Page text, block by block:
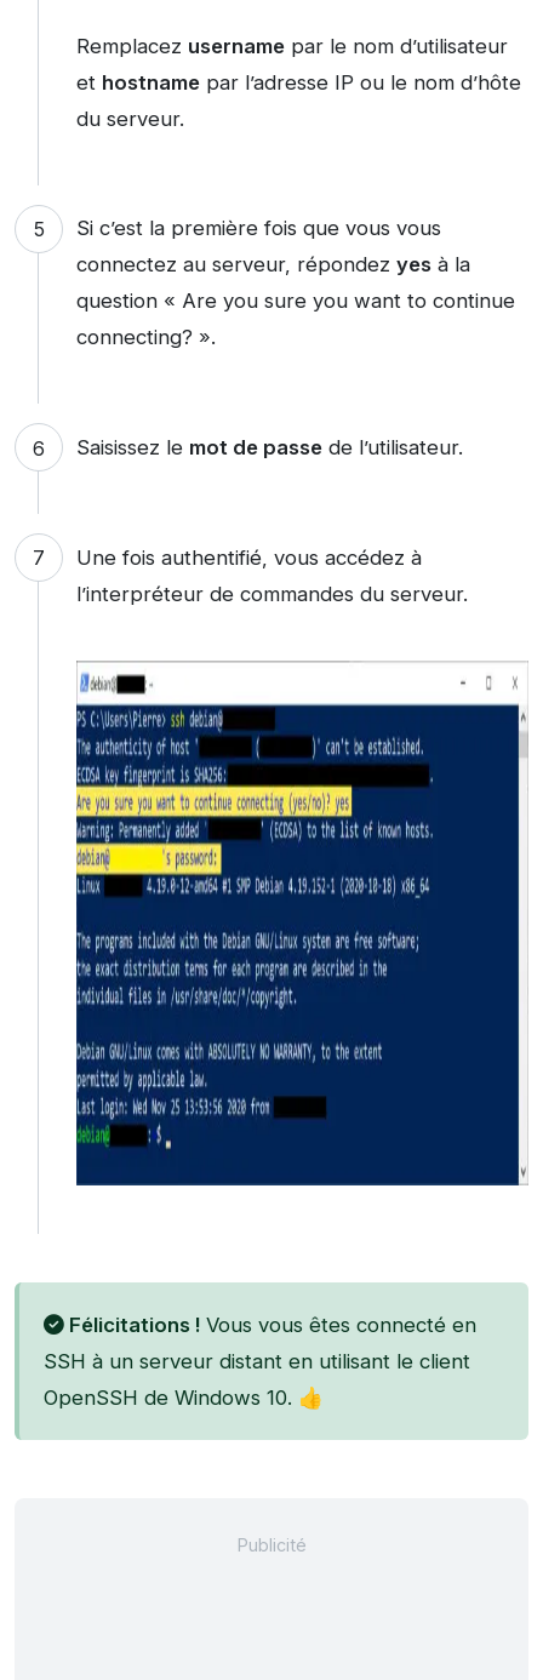
Remplacez usernamepar le nom d’utilisateur
et hostnamepar l’adresse IP ou le nom d’hôte
du serveur.
Si c’est la première fois que vous vous
connectez au serveur, répondez yesà la
question « Are you sure you want to continue
connecting? ».
Saisissez le mot de passede l’utilisateur.
Une fois authentifié, vous accédez à
l’interpréteur de commandes du serveur.
Félicitations ! Vous vous êtes connecté en
SSH à un serveur distant en utilisant le client
OpenSSH de Windows 10. 👍